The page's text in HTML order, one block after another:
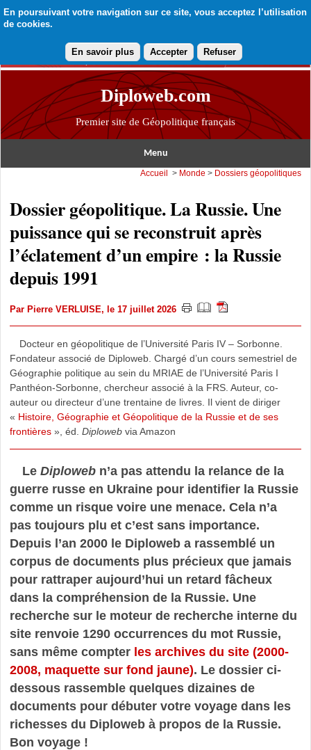
En poursuivant votre navigation sur ce site, vous acceptez l’utilisation
de cookies.
En savoir plus Accepter Refuser
Diploweb.com
Premier site de Géopolitique français
Menu
Accueil > Monde > Dossiers géopolitiques
Dossier géopolitique. La Russie. Une
puissance qui se reconstruit après
l’éclatement d’un empire : la Russie
depuis 1991
Par Pierre VERLUISE, le 17 juillet 2026
Docteur en géopolitique de l’Université Paris IV – Sorbonne.
Fondateur associé de Diploweb. Chargé d’un cours semestriel de
Géographie politique au sein du MRIAE de l’Université Paris I
Panthéon-Sorbonne, chercheur associé à la FRS. Auteur, co-
auteur ou directeur d’une trentaine de livres. Il vient de diriger
« Histoire, Géographie et Géopolitique de la Russie et de ses
frontières», éd. Diplowebvia Amazon
Le Diplowebn’a pas attendu la relance de la
guerre russe en Ukraine pour identifier la Russie
comme un risque voire une menace. Cela n’a
pas toujours plu et c’est sans importance.
Depuis l’an 2000 le Diploweb a rassemblé un
corpus de documents plus précieux que jamais
pour rattraper aujourd’hui un retard fâcheux
dans la compréhension de la Russie. Une
recherche sur le moteur de recherche interne du
site renvoie 1290 occurrences du mot Russie,
sans même compter les archives du site (2000-
2008, maquette sur fond jaune). Le dossier ci-
dessous rassemble quelques dizaines de
documents pour débuter votre voyage dans les
richesses du Diploweb à propos de la Russie.
Bon voyage !